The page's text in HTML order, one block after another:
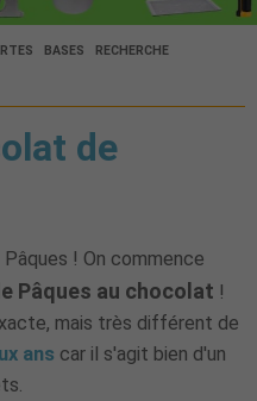
🔍
BASES RECHERCHE
de
! On commence
Pâques au chocolat !
mais très différent de
ans car il s'agit bien d'un